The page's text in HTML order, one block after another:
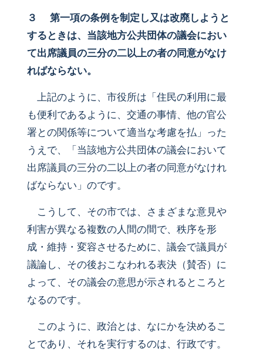
３ 第一項の条例を制定し又は改廃しようと
するときは、当該地方公共団体の議会におい
て出席議員の三分の二以上の者の同意がなけ
ればならない。
上記のように、市役所は「住民の利用に最
も便利であるように、交通の事情、他の官公
署との関係等について適当な考慮を払」った
うえで、「当該地方公共団体の議会において
出席議員の三分の二以上の者の同意がなけれ
ばならない」のです。
こうして、その市では、さまざまな意見や
利害が異なる複数の人間の間で、秩序を形
成・維持・変容させるために、議会で議員が
議論し、その後おこなわれる表決（賛否）に
よって、その議会の意思が示されるところと
なるのです。
このように、政治とは、なにかを決めるこ
とであり、それを実行するのは、行政です。